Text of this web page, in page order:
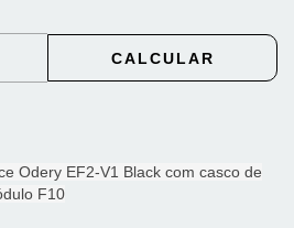
CALCULAR
Odery EF2-V1 Black com casco de
F10